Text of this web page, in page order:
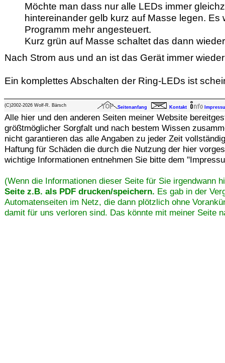
Möchte man dass nur alle LEDs immer
hintereinander gelb kurz auf Masse legen.
Programm mehr angesteuert.
Kurz grün auf Masse schaltet das dann
Nach Strom aus und an ist das Gerät immer
Ein komplettes Abschalten der Ring-LEDs ist
(C)2002-2026 Wolf-R. Bärsch Seitenanfang Kontakt
Alle hier und den anderen Seiten meiner Website
größtmöglicher Sorgfalt und nach bestem Wissen
nicht garantieren das alle Angaben zu jeder Zeit
Haftung für Schäden die durch die Nutzung der hier
wichtige Informationen entnehmen Sie bitte dem
(Wenn die Informationen dieser Seite für Sie irgendwann
Seite z.B. als PDF drucken/speichern. Es gab in der
Automatenseiten im Netz, die dann plötzlich ohne
damit für uns verloren sind. Das könnte mit meiner Seite